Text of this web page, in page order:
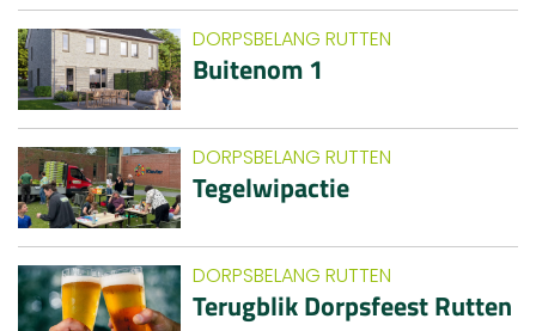
DORPSBELANG RUTTEN
Buitenom 1
DORPSBELANG RUTTEN
Tegelwipactie
DORPSBELANG RUTTEN
Terugblik Dorpsfeest Rutten